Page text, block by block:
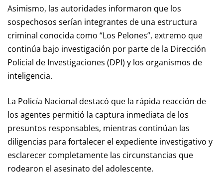
Asimismo, las autoridades informaron que los
sospechosos serían integrantes de una estructura
criminal conocida como “Los Pelones”, extremo que
continúa bajo investigación por parte de la Dirección
Policial de Investigaciones (DPI) y los organismos de
inteligencia.
La Policía Nacional destacó que la rápida reacción de
los agentes permitió la captura inmediata de los
presuntos responsables, mientras continúan las
diligencias para fortalecer el expediente investigativo y
esclarecer completamente las circunstancias que
rodearon el asesinato del adolescente.